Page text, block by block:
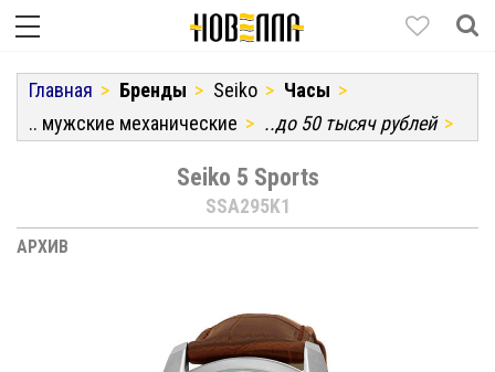
Главная Бренды Seiko
Часы
.. мужские механические
..до 50 тысяч рублей
Seiko 5 Sports
SSA295K1
АРХИВ